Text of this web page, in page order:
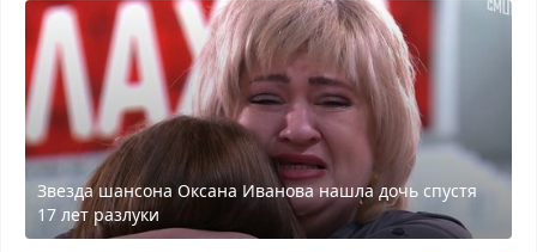
Звезда шансона Оксана Иванова нашла дочь спустя
17 лет разлуки